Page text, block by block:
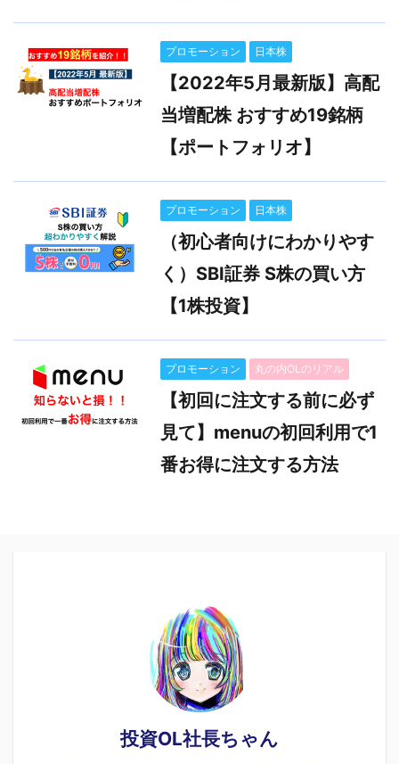
プロモーション 日本株
【2022年5月最新版】高配
当増配株 おすすめ19銘柄
【ポートフォリオ】
プロモーション 日本株
（初心者向けにわかりやす
く）SBI証券 S株の買い方
【1株投資】
プロモーション 丸の内OLのリアル
【初回に注文する前に必ず
見て】menuの初回利用で1
番お得に注文する方法
投資OL社長ちゃん